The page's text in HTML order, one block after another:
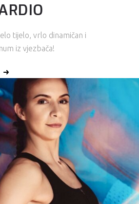
tijelo, vrlo dinamičan i
iz vjezbača!